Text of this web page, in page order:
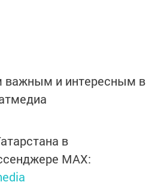
важным и интересным в
в
MАХ: